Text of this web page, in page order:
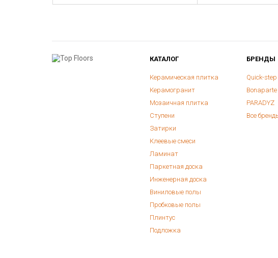
КАТАЛОГ
Керамическая плитка
Керамогранит
Мозаичная плитка
Ступени
Затирки
Клеевые смеси
Ламинат
Паркетная доска
Инженерная доска
Виниловые полы
Пробковые полы
Плинтус
Подложка
БРЕНДЫ
Quick-step
Bonaparte
PARADYZ
Все